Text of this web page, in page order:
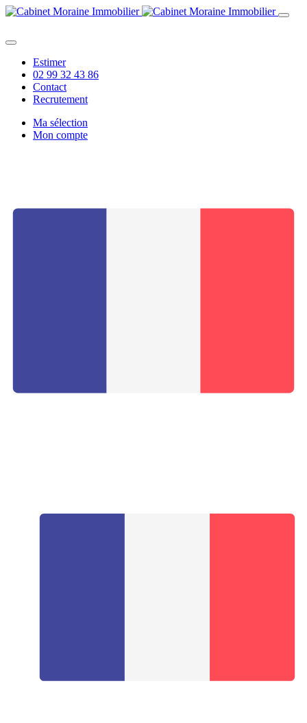
Aller
principal
Top
menu
Estimer
02 99 32 43 86
Contact
Recrutement
Menu
l'utilisateur
Ma sélection
Mon compte